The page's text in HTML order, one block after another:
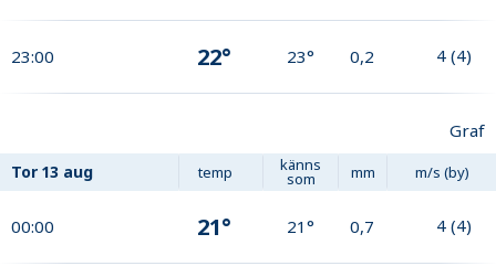
23:00 22° 23° 0,2 4 (4)
Graf
Tor 13 aug temp känns
som mm m/s (by)
00:00 21° 21° 0,7 4 (4)